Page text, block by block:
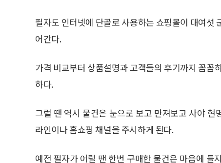
필자도 인터넷에 단골로 사용하는 쇼핑몰이 대여섯
어간다.
가격 비교부터 상품설명과 고객들의 후기까지 꼼꼼
하다.
그럴 땐 역시 물건은 눈으로 보고 만져보고 사야
라인이나 홈쇼핑 채널을 주시하게 된다.
예전 필자가 어릴 땐 한번 구매한 물건은 마음에 들